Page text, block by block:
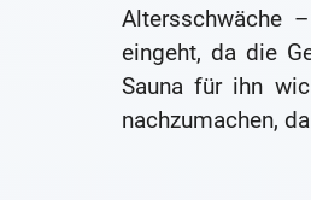
Altersschwäche
eingeht, da die
Sauna für ihn
nachzumachen,